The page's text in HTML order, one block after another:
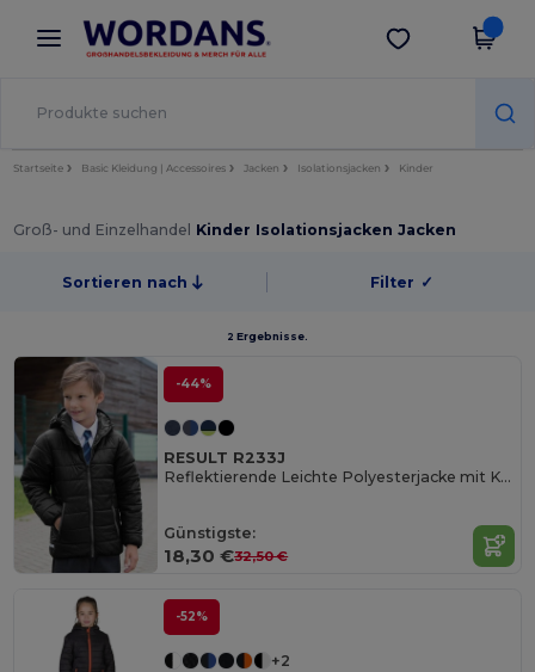
× Wordans App
Bessere Preise in der App!
App holen
Startseite Basic Kleidung | Accessoires Jacken Isolationsjacken Kinder
Groß- und Einzelhandel Kinder Isolationsjacken Jacken
Sortieren nach Filter ✓
2 Ergebnisse.
-44%
RESULT R233J
Reflektierende Leichte Polyesterjacke mit Kapuze
Günstigste:
18,30 €32,50 €
-52%
+2